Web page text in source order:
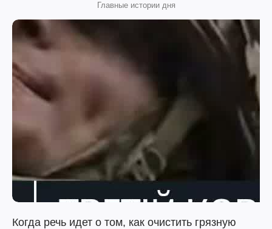
Главные истории дня
Когда речь идет о том, как очистить грязную